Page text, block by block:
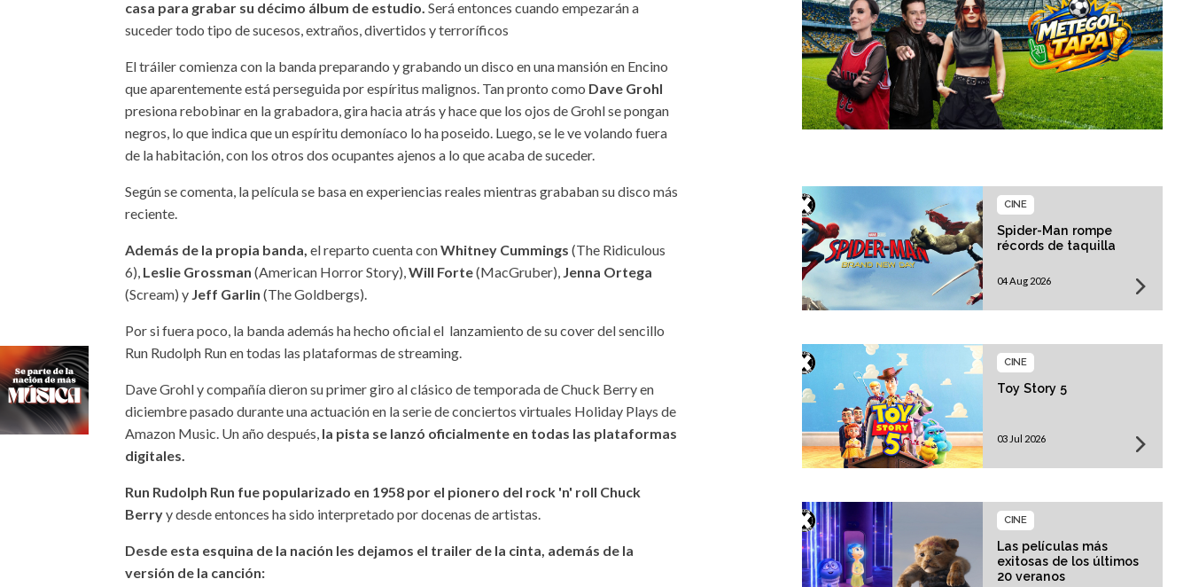
casa para grabar su décimo álbum de estudio. Será entonces cuando empezarán a
suceder todo tipo de sucesos, extraños, divertidos y terroríficos
El tráiler comienza con la banda preparando y grabando un disco en una mansión en Encino
que aparentemente está perseguida por espíritus malignos. Tan pronto como Dave Grohl
presiona rebobinar en la grabadora, gira hacia atrás y hace que los ojos de Grohl se pongan
negros, lo que indica que un espíritu demoníaco lo ha poseido. Luego, se le ve volando fuera
de la habitación, con los otros dos ocupantes ajenos a lo que acaba de suceder.
Según se comenta, la película se basa en experiencias reales mientras grababan su disco más
reciente.
Además de la propia banda, el reparto cuenta conWhitney Cummings (The Ridiculous
6), Leslie Grossman(American Horror Story),Will Forte(MacGruber), Jenna Ortega
(Scream) y Jeff Garlin(The Goldbergs).
Por si fuera poco, la banda además ha hecho oficial el lanzamiento de su cover del sencillo
Run Rudolph Run en todas las plataformas de streaming.
Dave Grohl y compañía dieron su primer giro al clásico de temporada de Chuck Berry en
diciembre pasado durante una actuación en la serie de conciertos virtuales Holiday Plays de
Amazon Music. Un año después, la pista se lanzó oficialmente en todas las plataformas
digitales.
Run Rudolph Run fue popularizado en 1958 por el pionero del rock 'n' roll Chuck
Berryy desde entonces ha sido interpretado por docenas de artistas.
Desde esta esquina de la nación les dejamos el trailer de la cinta, además de la
versión de la canción:
Spider-Man rompe
récords de taquilla
CINE
04 Aug 2026
Toy Story 5
CINE
03 Jul 2026
Las películas más
exitosas de los últimos
20 veranos
CINE